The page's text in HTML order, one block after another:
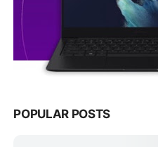
POPULAR POSTS